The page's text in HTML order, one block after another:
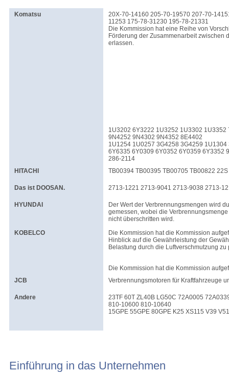
Komatsu
20X-70-14160 205-70-19570 207-70-
11253 175-78-31230 195-78-21331
Die Kommission hat eine Reihe von
Förderung der Zusammenarbeit
erlassen.
1U3202 6Y3222 1U3252 1U3302
9N4252 9N4302 9N4352 8E4402
1U1254 1U0257 3G4258 3G4259
6Y6335 6Y0309 6Y0352 6Y0359 6Y3352
286-2114
HITACHI
TB00394 TB00395 TB00705 TB00822
Das ist DOOSAN. 2713-1221 2713-9041 2713-9038 2713-
HYUNDAI
Der Wert der Verbrennungsmengen wird
gemessen, wobei die
nicht überschritten wird.
KOBELCO
Die Kommission hat die Kommission
Hinblick auf die Gewährleistung der
Belastung durch die Luftverschmutzung zu
Die Kommission hat die Kommission
JCB
Verbrennungsmotoren für Kraftfahrzeuge
Andere
23TF 60T ZL40B LG50C 72A0005
810-10600 810-10640
15GPE 55GPE 80GPE K25 XS115 V39
Einführung in das Unternehmen